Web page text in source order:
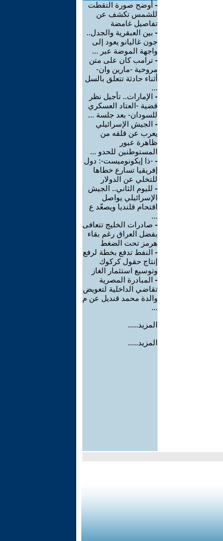
- أوضح صورة التقطت
للشمس تكشف عن
تفاصيل غامضة
- بين العبقرية والجدل..
جون غاليانو يعود إلى
واجهة الموضة عبر ...
- ترامب كان على متن
مروحية -مارين وان-
أثناء حادثة تتعلق بالسل
...
- الإمارات.. تأجيل نظر
قضية -العتاد العسكري
للسودان- بعد جلسة ...
- الجيش الإسرائيلي
يعرب عن قلقه من
ظاهرة عبور
المستوطنين للحدو ...
- -ذا إيكونوميست-: دول
إفريقيا تسارع خطاها
للتخلي عن الدولار
- لليوم الثاني.. الجيش
الإسرائيلي يواصل
اقتحام قلنديا ويصعّد ع
...
- صادرات الخليج تتعافى
بفضل العراق رغم بقاء
هرمز تحت الضغط
- النفط تدفع بخطة لرفع
إنتاج حقول كركوك
وتوسيع استثمار الغاز
- المبادرة المصرية
تقاضي الداخلية لتعويض
والدة محمد قنديل عن م
...
المزيد.....
المزيد.....